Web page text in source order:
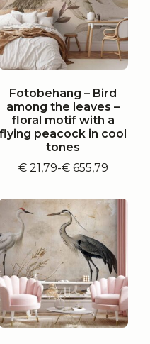
Fotobehang – Bird
among the leaves –
floral motif with a
flying peacock in cool
tones
€21,79-€655,79
Prijsklasse:
tot
€ 655,79